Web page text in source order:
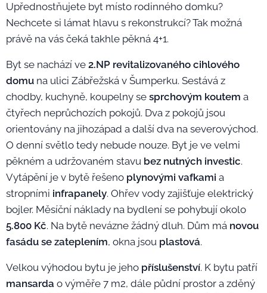
Upřednostňujete byt místo rodinného domku?
Nechcete si lámat hlavu s rekonstrukcí? Tak možná
právě na vás čeká takhle pěkná 4+1.
Byt se nachází ve 2.NP revitalizovaného cihlového
domu na ulici Zábřežská v Šumperku. Sestává z
chodby, kuchyně, koupelny se sprchovým koutem a
čtyřech neprůchozích pokojů. Dva z pokojů jsou
orientovány na jihozápad a další dva na severovýchod.
O denní světlo tedy nebude nouze. Byt je ve velmi
pěkném a udržovaném stavu bez nutných investic.
Vytápění je v bytě řešeno plynovými vafkami a
stropními infrapanely. Ohřev vody zajišťuje elektrický
bojler. Měsíční náklady na bydlení se pohybují okolo
5.800 Kč. Na bytě nevázne žádný dluh. Dům má novou
fasádu se zateplením, okna jsou plastová.
Velkou výhodou bytu je jeho příslušenství. K bytu patří
mansarda o výměře 7 m2, dále půdní prostor a zděný